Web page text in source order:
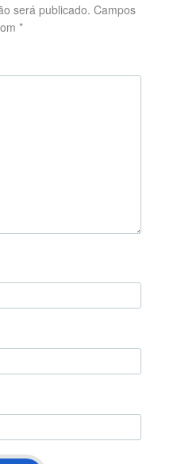
será publicado. Campos
*